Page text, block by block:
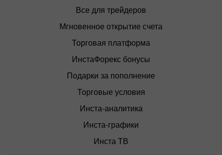
Все для трейдеров
Мгновенное открытие счета
Торговая платформа
ИнстаФорекс бонусы
Подарки за пополнение
Торговые условия
Инста-аналитика
Инста-графики
Инста ТВ